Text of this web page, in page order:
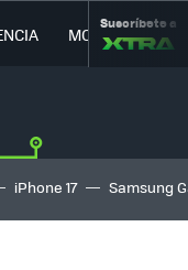
MOVILIDAD
Suscríbete a
iPhone 17 Samsung